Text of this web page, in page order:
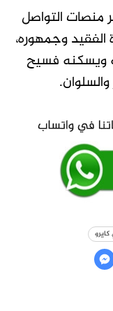
منصات التواصل
وجمهوره،
ويسكنه فسيح